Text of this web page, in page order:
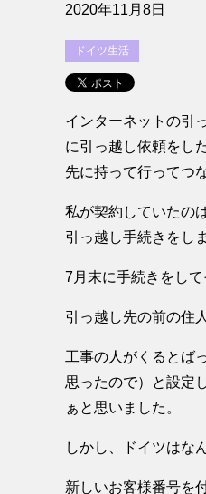
2020年11月8日
ドイツ生活
インターネットの引
に引っ越し依頼をし
先に持って行ってつ
私が契約していたの
引っ越し手続きをし
7月末に手続きをし
引っ越し先の前の住
工事の人がくるとば
思ったので）と設定
ぁと思いました。
しかし、ドイツはな
新しいお客様番号を